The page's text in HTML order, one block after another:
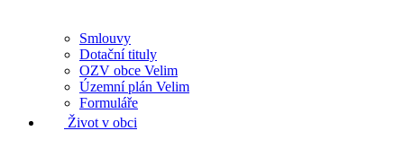
Smlouvy
Dotační tituly
OZV obce Velim
Územní plán Velim
Formuláře
Život v obci